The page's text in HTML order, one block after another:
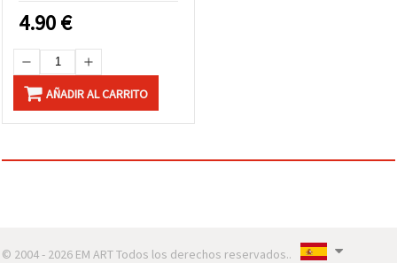
4.90€
AÑADIR AL CARRITO
© 2004 - 2026 EM ART Todos los derechos reservados..